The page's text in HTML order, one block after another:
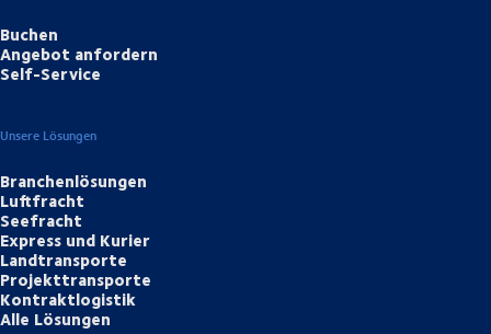
Buchen
Angebot anfordern
Self-Service
Unsere Lösungen
Branchenlösungen
Luftfracht
Seefracht
Express und Kurier
Landtransporte
Projekttransporte
Kontraktlogistik
Alle Lösungen